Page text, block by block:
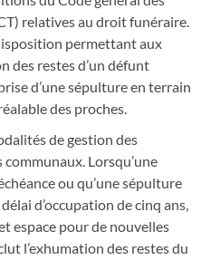
relatives au droit funéraire.
permettant aux
des restes d’un défunt
d’une sépulture en terrain
des proches.
de gestion des
Lorsqu’une
ou qu’une sépulture
d’occupation de cinq ans,
espace pour de nouvelles
l’exhumation des restes du